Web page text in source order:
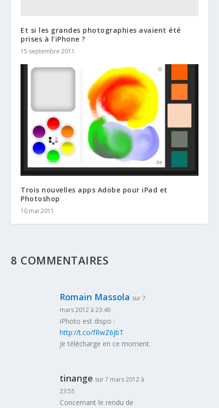
Et si les grandes photographies avaient été
prises à l’iPhone ?
15 septembre 2011
Trois nouvelles apps Adobe pour iPad et
Photoshop
10 mai 2011
8 COMMENTAIRES
Romain Massola sur 7
mars 2012 à 23:46
iPhoto est dispo :
http://t.co/fRwZ6jbT
Je télécharge en ce moment.
tinange sur 7 mars 2012 à
23:55
Concernant le rendu de